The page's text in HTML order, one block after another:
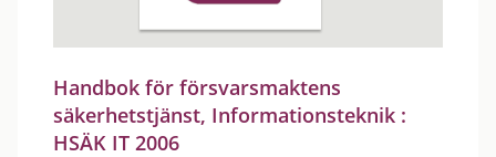
Handbok för försvarsmaktens
säkerhetstjänst, Informationsteknik :
HSÄK IT 2006